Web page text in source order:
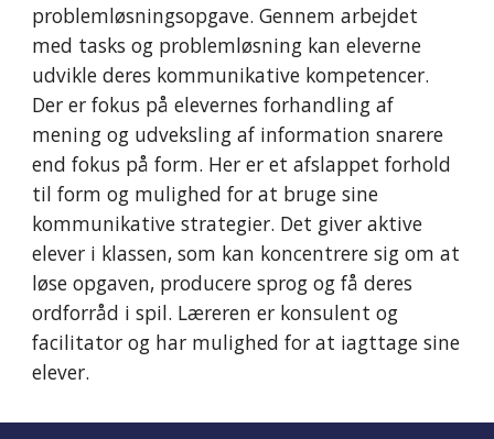
problemløsningsopgave. Gennem arbejdet
med tasks og problemløsning kan eleverne
udvikle deres kommunikative kompetencer.
Der er fokus på elevernes forhandling af
mening og udveksling af information snarere
end fokus på form. Her er et afslappet forhold
til form og mulighed for at bruge sine
kommunikative strategier. Det giver aktive
elever i klassen, som kan koncentrere sig om at
løse opgaven, producere sprog og få deres
ordforråd i spil. Læreren er konsulent og
facilitator og har mulighed for at iagttagesine
elever.